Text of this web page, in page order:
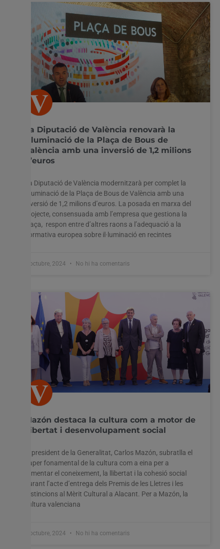
La Diputació de València renovarà la
il·luminació de la Plaça de Bous de
València amb una inversió de 1,2 milions
d’euros
La Diputació de València modernitzarà per complet la
il·luminació de la Plaça de Bous de València amb una
inversió de 1,2 milions d’euros. La posada en marxa del
projecte, consensuada amb l’empresa que gestiona la
plaça, respon entre d’altres raons a l’adequació a la
normativa europea sobre il·luminació en recintes
8 octubre, 2024 No hi ha comentaris
Mazón destaca la cultura com a motor de
llibertat i desenvolupament social
El president de la Generalitat, Carlos Mazón, subratlla el
paper fonamental de la cultura com a eina per a
fomentar el coneixement, la llibertat i la cohesió social
durant l’acte d’entrega dels Premis de les Lletres i les
Distincions al Mèrit Cultural a Alacant. Per a Mazón, la
cultura valenciana
8 octubre, 2024 No hi ha comentaris